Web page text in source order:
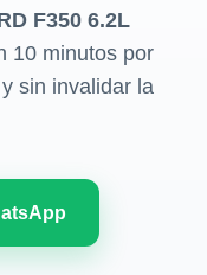
F350 6.2L
10 minutos por
sin invalidar la